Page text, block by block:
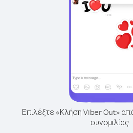
Επιλέξτε «Κλήση Viber Out»
συνομιλίας